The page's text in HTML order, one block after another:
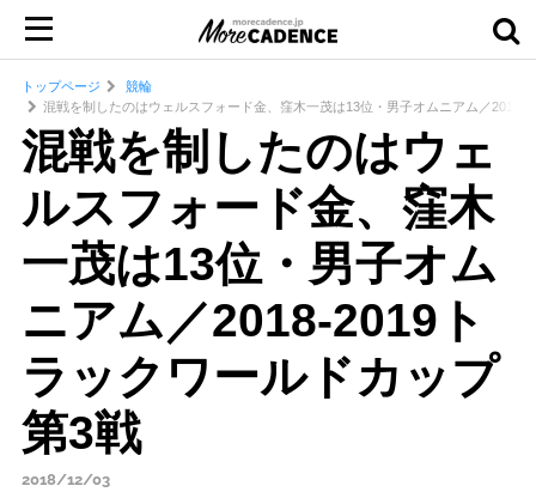
トップページ
競輪
混戦を制したのはウェルスフォード金、窪木一茂は13位・男子オムニアム／2018-
混戦を制したのはウェ
ルスフォード金、窪木
一茂は13位・男子オム
ニアム／2018-2019ト
ラックワールドカップ
第3戦
2018/12/03